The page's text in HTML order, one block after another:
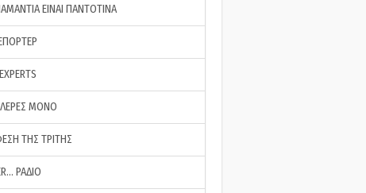
ΕΙΝΑΙ ΠΑΝΤΟΤΙΝΑ
ΜΟΝΟ
ΤΗΣ ΤΡΙΤΗΣ
ΡΑΔΙΟ